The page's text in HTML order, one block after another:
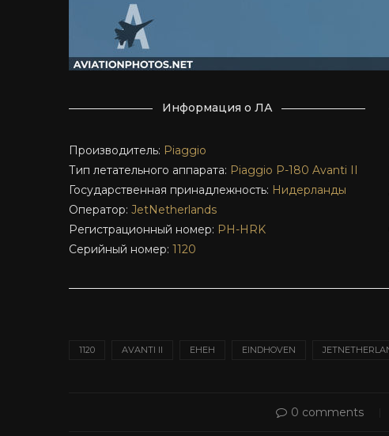
Информация о ЛА
Производитель: Piaggio
Тип летательного аппарата: Piaggio P-180 Avanti II
Государственная принадлежность: Нидерланды
Оператор: JetNetherlands
Регистрационный номер: PH-HRK
Серийный номер: 1120
1120 AVANTI II EHEH EINDHOVEN
0 comments